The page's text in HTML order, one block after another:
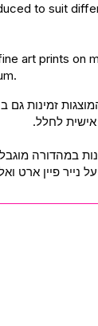
to suit
art prints on
זמינות גם
לחלל.
במהדורה
נייר פיין ארט